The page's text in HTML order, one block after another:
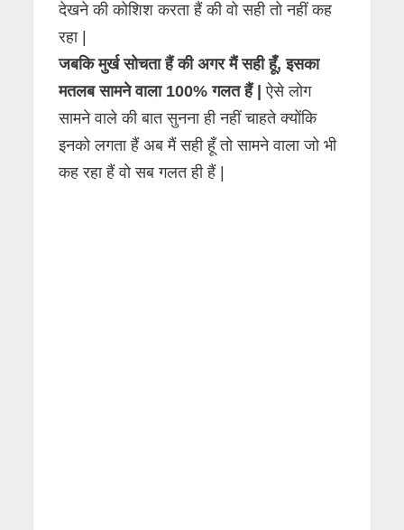
देखने की कोशिश करता हैं की वो सही तो नहीं कह
रहा |
जबकि मुर्ख सोचता हैं की अगर मैं सही हूँ, इसका
मतलब सामने वाला 100% गलत हैं |
ऐसे लोग
सामने वाले की बात सुनना ही नहीं चाहते क्योंकि
इनको लगता हैं अब मैं सही हूँ तो सामने वाला जो भी
कह रहा हैं वो सब गलत ही हैं |